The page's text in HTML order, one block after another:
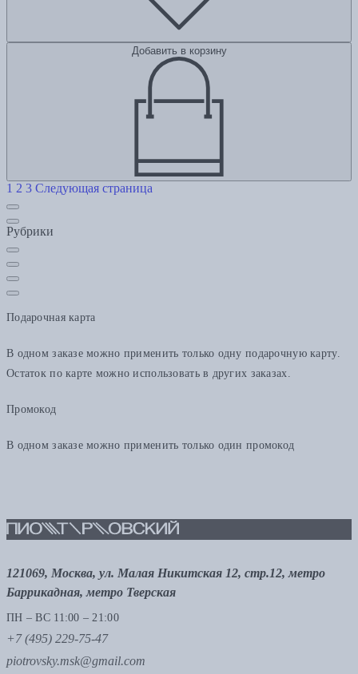
Добавить в корзину
1 2 3 Следующая страница
Рубрики
Подарочная карта
В одном заказе можно применить только одну подарочную карту.
Остаток по карте можно использовать в других заказах.
Промокод
В одном заказе можно применить только один промокод
121069, Москва, ул. Малая Никитская 12, стр.12, метро
Баррикадная, метро Тверская
ПН – ВС 11:00 – 21:00
+7 (495) 229-75-47
piotrovsky.msk@gmail.com